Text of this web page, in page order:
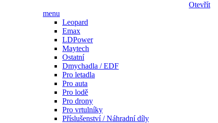
Otevřít
menu
Leopard
Emax
LDPower
Maytech
Ostatní
Dmychadla / EDF
Pro letadla
Pro auta
Pro lodě
Pro drony
Pro vrtulníky
Příslušenství / Náhradní díly